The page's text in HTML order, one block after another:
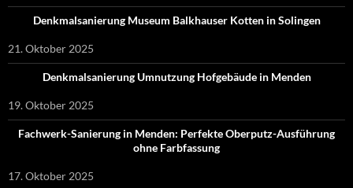
Denkmalsanierung Museum Balkhauser Kotten in Solingen
21. Oktober 2025
Denkmalsanierung Umnutzung Hofgebäude in Menden
19. Oktober 2025
Fachwerk-Sanierung in Menden: Perfekte Oberputz-Ausführung
ohne Farbfassung
17. Oktober 2025